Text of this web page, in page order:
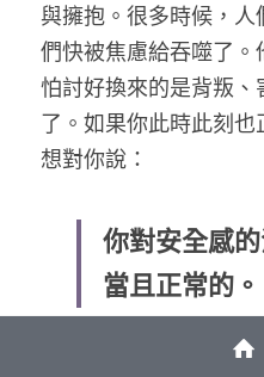
與擁抱。很多時候，
們快被焦慮給吞噬了
怕討好換來的是背叛
了。如果你此時此刻
想對你說：
你對安全感
當且正常的。
請不要苛求自己一夕